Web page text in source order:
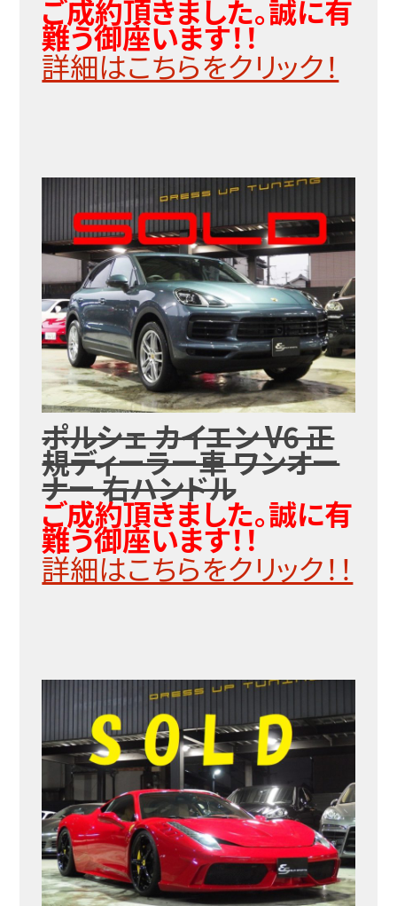
ご成約頂きました。誠に有
難う御座います！！
詳細はこちらをクリック！
ポルシェ カイエン V6 正
規ディーラー車 ワンオー
ナー 右ハンドル
ご成約頂きました。誠に有
難う御座います！！
詳細はこちらをクリック！！